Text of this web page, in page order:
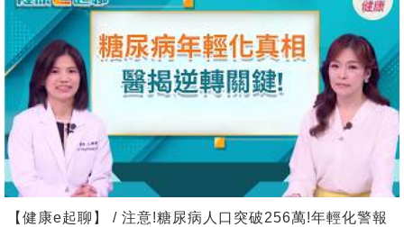
【健康e起聊】 / 注意!糖尿病人口突破256萬!年輕化警報